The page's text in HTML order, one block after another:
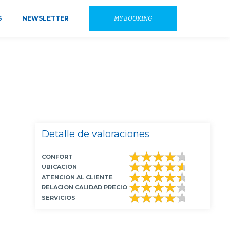
NEWSLETTER MY BOOKING
Detalle de valoraciones
CONFORT
UBICACION
ATENCION AL CLIENTE
RELACION CALIDAD PRECIO
SERVICIOS